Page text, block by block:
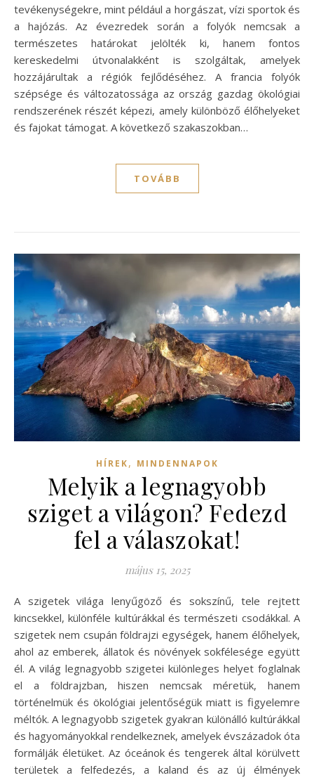
tevékenységekre, mint például a horgászat, vízi sportok és
a hajózás. Az évezredek során a folyók nemcsak a
természetes határokat jelölték ki, hanem fontos
kereskedelmi útvonalakként is szolgáltak, amelyek
hozzájárultak a régiók fejlődéséhez. A francia folyók
szépsége és változatossága az ország gazdag ökológiai
rendszerének részét képezi, amely különböző élőhelyeket
és fajokat támogat. A következő szakaszokban…
TOVÁBB
HÍREK, MINDENNAPOK
Melyik a legnagyobb
sziget a világon? Fedezd
fel a válaszokat!
május 15, 2025
A szigetek világa lenyűgöző és sokszínű, tele rejtett
kincsekkel, különféle kultúrákkal és természeti csodákkal. A
szigetek nem csupán földrajzi egységek, hanem élőhelyek,
ahol az emberek, állatok és növények sokfélesége együtt
él. A világ legnagyobb szigetei különleges helyet foglalnak
el a földrajzban, hiszen nemcsak méretük, hanem
történelmük és ökológiai jelentőségük miatt is figyelemre
méltók. A legnagyobb szigetek gyakran különálló kultúrákkal
és hagyományokkal rendelkeznek, amelyek évszázadok óta
formálják életüket. Az óceánok és tengerek által körülvett
területek a felfedezés, a kaland és az új élmények